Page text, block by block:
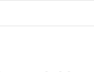
İSTANBUL